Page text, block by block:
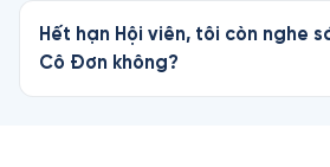
Hết hạn Hội viên, tôi còn nghe
Cô Đơn không?